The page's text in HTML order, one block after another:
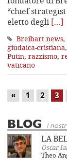
“chief
eletto degli […]
Breibart news,
giudaica-cristiana,
Putin, razzismo,
vaticano
« 1 2 3
BLOG i
LA
Oscar
Theo